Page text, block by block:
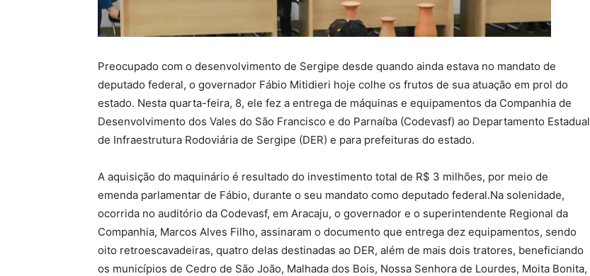
Preocupado com o desenvolvimento de Sergipe desde quando ainda estava no mandato de
deputado federal, o governador Fábio Mitidieri hoje colhe os frutos de sua atuação em prol do
estado. Nesta quarta-feira, 8, ele fez a entrega de máquinas e equipamentos da Companhia de
Desenvolvimento dos Vales do São Francisco e do Parnaíba (Codevasf) ao Departamento Estadual
de Infraestrutura Rodoviária de Sergipe (DER) e para prefeituras do estado.
A aquisição do maquinário é resultado do investimento total de R$ 3 milhões, por meio de
emenda parlamentar de Fábio, durante o seu mandato como deputado federal.Na solenidade,
ocorrida no auditório da Codevasf, em Aracaju, o governador e o superintendente Regional da
Companhia, Marcos Alves Filho, assinaram o documento que entrega dez equipamentos, sendo
oito retroescavadeiras, quatro delas destinadas ao DER, além de mais dois tratores, beneficiando
os municípios de Cedro de São João, Malhada dos Bois, Nossa Senhora de Lourdes, Moita Bonita,